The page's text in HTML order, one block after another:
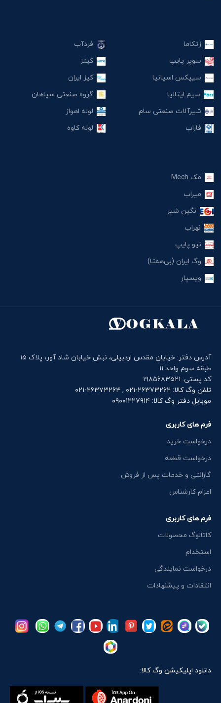
زتکاما
سوپر پایپ
سیپکس اسپانیا
سیم ایتالیا
شیرآلات صنعتی سام
فاراب
فردآب
کیتز
کیز ایران
گروه صنعتی سپاهان
لوله اهواز
لوله کاوه
مک Mech
میراب
نگین شیر
نهراب
نیو پایپ
وگ ایران (بی‌همتا)
ویسپار
آدرس دفتر: خیابان مقدس اردبیلی، نبش خیابان شاد آور، پلاک ۱۵
طبقه سوم واحد ۱۱
کد پستی: ۱۹۸۵۶۸۳۵۲۱
تلفن وگ کالا: ۲۶۳۷۳۲۶۲-۰۲۱ , ۲۶۳۷۳۲۶۴-۰۲۱
موبایل دفتر وگ کالا: ۰۹۰۰۱۲۲۷۹۱۴
فرم های کاربری
درخواست خرید
درخواست قطعه
گارانتی و خدمات پس از فروش
اعزام کارشناس
فرم های کاربری
کاتالوگ محصولات
استخدام
درخواست نمایندگی
انتقادات و پیشنهادات
دانلود اپلیکیشن وگ کالا: